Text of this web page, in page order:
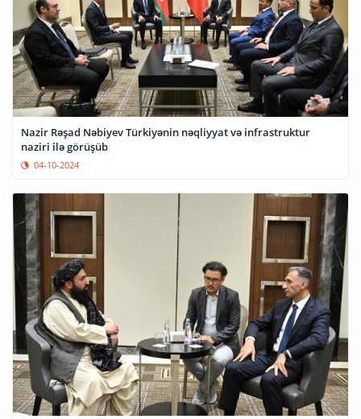
Nazir Rəşad Nəbiyev Türkiyənin nəqliyyat və infrastruktur
naziri ilə görüşüb
04-10-2024